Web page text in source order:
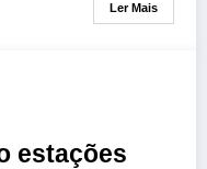
Ler Mais
estações